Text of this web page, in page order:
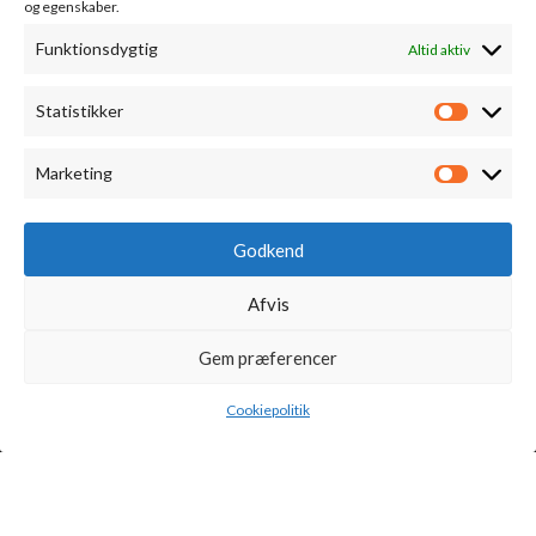
og egenskaber.
Funktionsdygtig Altid aktiv
Statistikker
Marketing
Godkend
Afvis
Gem præferencer
Cookiepolitik
Vinsmagning
Cookiepolitik (EU)
MIN KONTO
Kontoinformationer